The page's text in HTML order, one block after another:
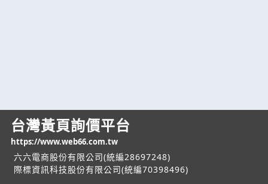
台灣黃頁詢價平台
https://www.web66.com.tw
六六電商股份有限公司(統編28697248)
際標資訊科技股份有限公司(統編70398496)